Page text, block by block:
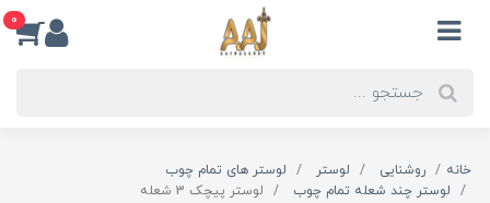
0
خانه روشنایی لوستر
لوستر های تمام چوب
لوستر چند شعله تمام چوب
لوستر پیچک 3 شعله